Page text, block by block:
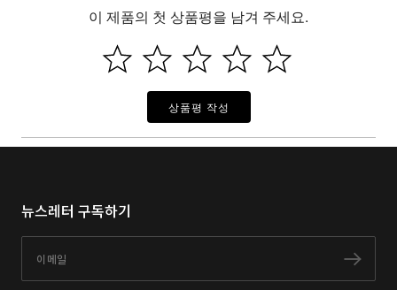
이 제품의 첫 상품평을 남겨 주세요.
상품평 작성
뉴스레터 구독하기
구독